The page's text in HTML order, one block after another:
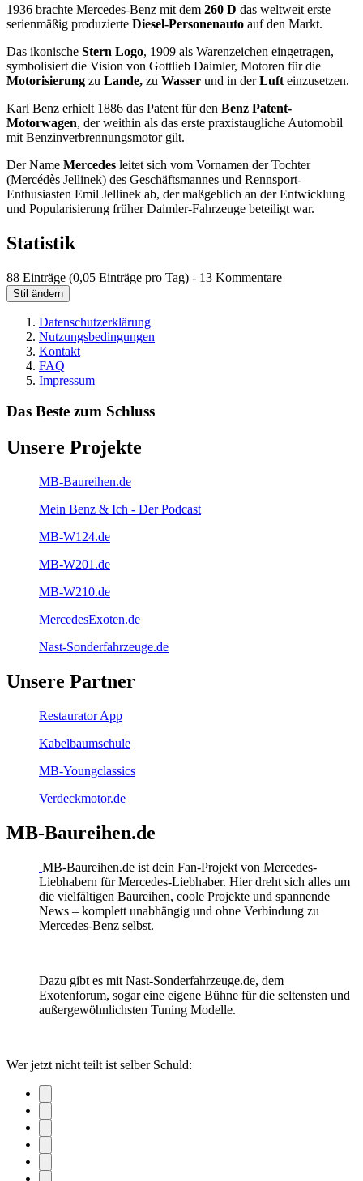
1936 brachte Mercedes-Benz mit dem 260 D das weltweit erste
serienmäßig produzierte Diesel-Personenauto auf den Markt.
Das ikonische Stern Logo, 1909 als Warenzeichen eingetragen,
symbolisiert die Vision von Gottlieb Daimler, Motoren für die
Motorisierung zu Lande, zu Wasser und in derLuft einzusetzen.
Karl Benz erhielt 1886 das Patent für den Benz Patent-
Motorwagen, der weithin als das erste praxistaugliche Automobil
mit Benzinverbrennungsmotor gilt.
Der Name Mercedes leitet sich vom Vornamen der Tochter
(Mercédès Jellinek) des Geschäftsmannes und Rennsport-
Enthusiasten Emil Jellinek ab, der maßgeblich an der Entwicklung
und Popularisierung früher Daimler-Fahrzeuge beteiligt war.
Statistik
88 Einträge (0,05 Einträge pro Tag) - 13 Kommentare
Stil ändern
Datenschutzerklärung
Nutzungsbedingungen
Kontakt
FAQ
Impressum
Das Beste zum Schluss
Unsere Projekte
MB-Baureihen.de
Mein Benz & Ich - Der Podcast
MB-W124.de
MB-W201.de
MB-W210.de
MercedesExoten.de
Nast-Sonderfahrzeuge.de
Unsere Partner
Restaurator App
Kabelbaumschule
MB-Youngclassics
Verdeckmotor.de
MB-Baureihen.de
MB-Baureihen.de ist dein Fan-Projekt von Mercedes-
Liebhabern für Mercedes-Liebhaber. Hier dreht sich alles um
die vielfältigen Baureihen, coole Projekte und spannende
News – komplett unabhängig und ohne Verbindung zu
Mercedes-Benz selbst.
Dazu gibt es mit Nast-Sonderfahrzeuge.de, dem
Exotenforum, sogar eine eigene Bühne für die seltensten und
außergewöhnlichsten Tuning Modelle.
Wer jetzt nicht teilt ist selber Schuld: